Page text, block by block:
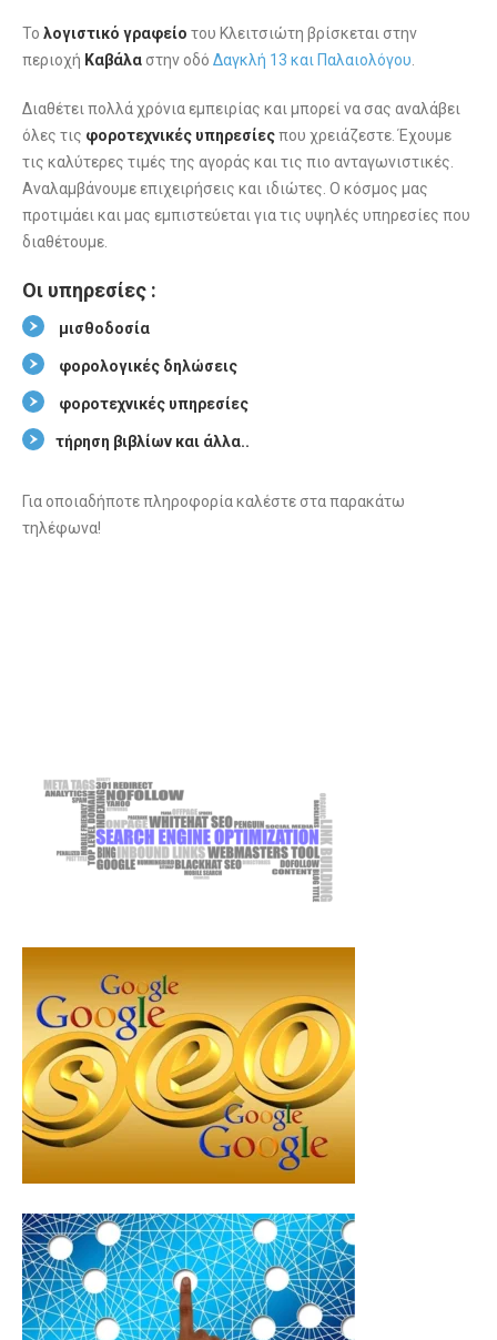
Το λογιστικό γραφείο του Κλειτσιώτη βρίσκεται στην
περιοχή Καβάλα στην οδό Δαγκλή 13 και Παλαιολόγου.
Διαθέτει πολλά χρόνια εμπειρίας και μπορεί να σας αναλάβει
όλες τις φοροτεχνικές υπηρεσίεςπου χρειάζεστε. Έχουμε
τις καλύτερες τιμές της αγοράς και τις πιο ανταγωνιστικές.
Αναλαμβάνουμε επιχειρήσεις και ιδιώτες. Ο κόσμος μας
προτιμάει και μας εμπιστεύεται για τις υψηλές υπηρεσίες που
διαθέτουμε.
Οι υπηρεσίες :
μισθοδοσία
φορολογικές δηλώσεις
φοροτεχνικές υπηρεσίες
τήρηση βιβλίων και άλλα..
Για οποιαδήποτε πληροφορία καλέστε στα παρακάτω
τηλέφωνα!